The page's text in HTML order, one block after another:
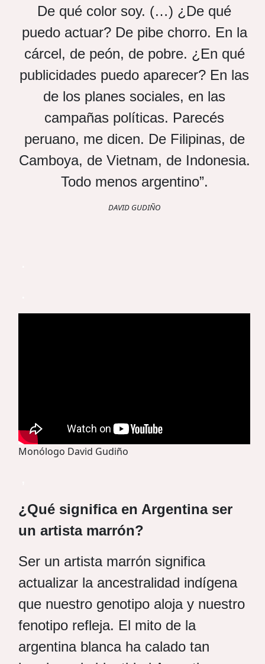
De qué color soy. (…) ¿De qué
puedo actuar? De pibe chorro. En la
cárcel, de peón, de pobre. ¿En qué
publicidades puedo aparecer? En las
de los planes sociales, en las
campañas políticas. Parecés
peruano, me dicen. De Filipinas, de
Camboya, de Vietnam, de Indonesia.
Todo menos argentino”.
DAVID GUDIÑO
Monólogo David Gudiño
¿Qué significa en Argentina ser
un artista marrón?
Ser un artista marrón significa
actualizar la ancestralidad indígena
que nuestro genotipo aloja y nuestro
fenotipo refleja. El mito de la
argentina blanca ha calado tan